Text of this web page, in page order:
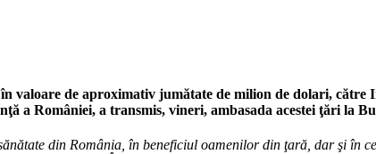
valoare de aproximativ jumătate de milion de dolari,
a României, a transmis, vineri, ambasada acestei ţări la
din România, în beneficiul oamenilor din ţară, dar şi în